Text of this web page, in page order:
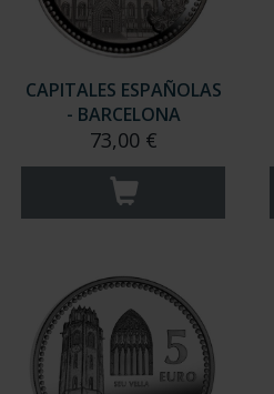
CAPITALES ESPAÑOLAS
- BARCELONA
73,00 €